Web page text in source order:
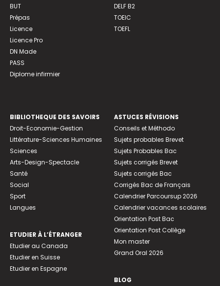
BUT
Prépas
Licence
Licence Pro
DN Made
PASS
Diplome infirmier
DELF B2
TOEIC
TOEFL
BIBLIOTHEQUE DES SAVOIRS
Droit-Economie-Gestion
Littérature-Sciences Humaines
Sciences
Arts-Design-Spectacle
Santé
Social
Sport
Langues
ETUDIER À L’ÉTRANGER
Etudier au Canada
Etudier en Suisse
Etudier en Espagne
ASTUCES RÉVISIONS
Conseils et Méthodo
Sujets probables Brevet
Sujets Probables Bac
Sujets corrigés Brevet
Sujets corrigés Bac
Corrigés Bac de Français
Calendrier Parcoursup 2026
Calendrier vacances scolaires
Orientation Post Bac
Orientation Post Collège
Mon master
Grand Oral 2026
BLOG